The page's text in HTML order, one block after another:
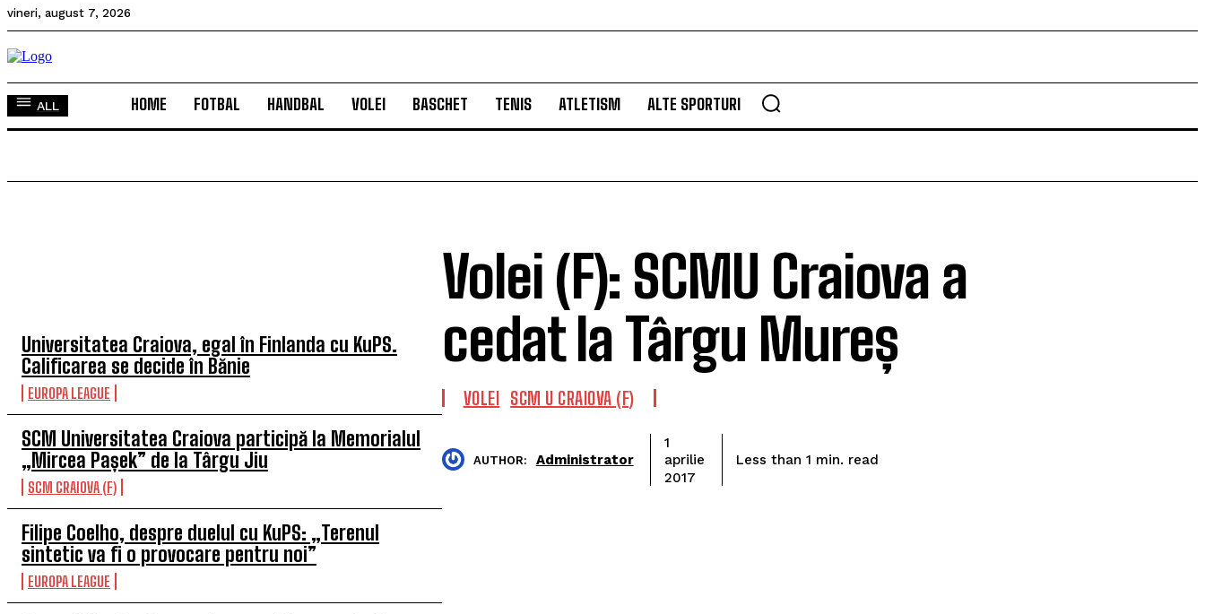
vineri, august 7, 2026
ALL HOME FOTBAL HANDBAL VOLEI BASCHET TENIS ATLETISM ALTE SPORTURI
Universitatea Craiova, egal în Finlanda cu KuPS.
Calificarea se decide în Bănie
EUROPA LEAGUE
SCM Universitatea Craiova participă la Memorialul
„Mircea Pașek” de la Târgu Jiu
SCM CRAIOVA (F)
Filipe Coelho, despre duelul cu KuPS: „Terenul
sintetic va fi o provocare pentru noi”
EUROPA LEAGUE
Volei (F): SCMU Craiova a
cedat la Târgu Mureș
VOLEI SCM U CRAIOVA (F)
AUTHOR: Administrator
1
aprilie
2017
Less than 1 min. read